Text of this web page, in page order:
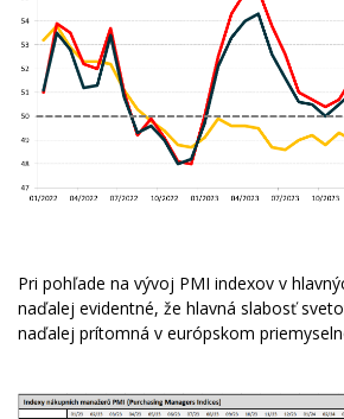
Pri pohľade na vývoj PMI indexov v
naďalej evidentné, že hlavná slabosť
naďalej prítomná v európskom